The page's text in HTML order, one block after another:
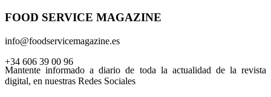
FOOD SERVICE MAGAZINE
info@foodservicemagazine.es
+34 606 39 00 96
Mantente informado a diario de toda la actualidad de la revista
digital, en nuestras Redes Sociales